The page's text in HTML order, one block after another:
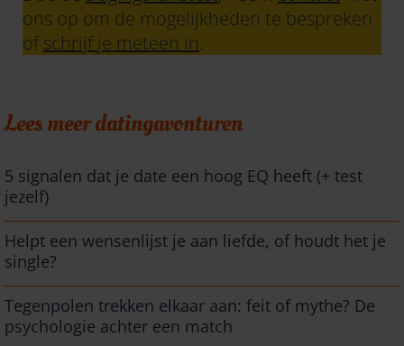
ons op om de mogelijkheden te bespreken
ofschrijf je meteen in.
Lees meer datingavonturen
5 signalen dat je date een hoog EQ heeft (+ test
jezelf)
Helpt een wensenlijst je aan liefde, of houdt het je
single?
Tegenpolen trekken elkaar aan: feit of mythe? De
psychologie achter een match